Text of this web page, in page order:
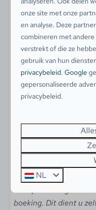
Kinderstoel
Kinderbed
Traphekje
Buiten
Tuin met gazon
Tuin met privacy
Tuin op het zuiden
Eigen parkeerplaats
tuinmeubilair.
elektra of gas.
Parkeren
Bij de accommodatie
eventuele andere
parkeerplaats staan.
elektrische auto op te
Overige informatie
Gratis WiFi
Let op! Linnengoed is
boeking. Dit dient u
onze site met onze
en analyse. Deze
combineren met
verstrekt of die ze
gebruik van hun
privacybeleid.Google
gepersonaliseerde
privacybeleid.
NL